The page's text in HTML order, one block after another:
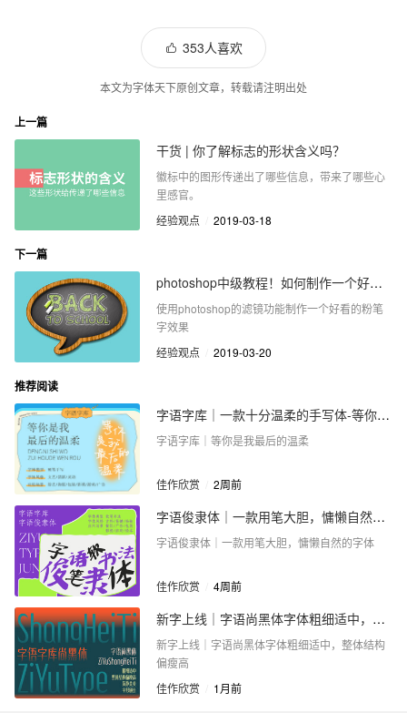
353人喜欢
本文为字体天下原创文章，转载请注明出处
上一篇
干货 | 你了解标志的形状含义吗？
徽标中的图形传递出了哪些信息，带来了哪些心
里感官。
经验观点
2019-03-18
下一篇
photoshop中级教程！如何制作一个好看的粉笔字效果？
使用photoshop的滤镜功能制作一个好看的粉笔
字效果
经验观点
2019-03-20
推荐阅读
字语字库｜一款十分温柔的手写体-等你是我最后的温柔
字语字库｜等你是我最后的温柔
佳作欣赏 2周前
字语俊隶体｜一款用笔大胆，慵懒自然的字体
字语俊隶体｜一款用笔大胆，慵懒自然的字体
佳作欣赏 4周前
新字上线｜字语尚黑体字体粗细适中，整体结构偏瘦高
新字上线｜字语尚黑体字体粗细适中，整体结构
偏瘦高
佳作欣赏
1月前